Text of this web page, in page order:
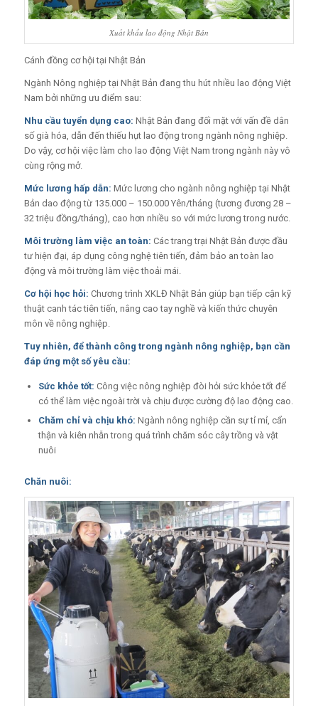
Xuất khẩu lao động Nhật Bản
Cánh đồng cơ hội tại Nhật Bản
Ngành Nông nghiệp tại Nhật Bản đang thu hút nhiều lao động Việt
Nam bởi những ưu điểm sau:
Nhu cầu tuyển dụng cao: Nhật Bản đang đối mặt với vấn đề dân
số già hóa, dẫn đến thiếu hụt lao động trong ngành nông nghiệp.
Do vậy, cơ hội việc làm cho lao động Việt Nam trong ngành này vô
cùng rộng mở.
Mức lương hấp dẫn: Mức lương cho ngành nông nghiệp tại Nhật
Bản dao động từ 135.000 – 150.000 Yên/tháng (tương đương 28 –
32 triệu đồng/tháng), cao hơn nhiều so với mức lương trong nước.
Môi trường làm việc an toàn: Các trang trại Nhật Bản được đầu
tư hiện đại, áp dụng công nghệ tiên tiến, đảm bảo an toàn lao
động và môi trường làm việc thoải mái.
Cơ hội học hỏi: Chương trình XKLĐ Nhật Bản giúp bạn tiếp cận kỹ
thuật canh tác tiên tiến, nâng cao tay nghề và kiến thức chuyên
môn về nông nghiệp.
Tuy nhiên, để thành công trong ngành nông nghiệp, bạn cần
đáp ứng một số yêu cầu:
Sức khỏe tốt: Công việc nông nghiệp đòi hỏi sức khỏe tốt để
có thể làm việc ngoài trời và chịu được cường độ lao động cao.
Chăm chỉ và chịu khó: Ngành nông nghiệp cần sự tỉ mỉ, cẩn
thận và kiên nhẫn trong quá trình chăm sóc cây trồng và vật
nuôi
Chăn nuôi: